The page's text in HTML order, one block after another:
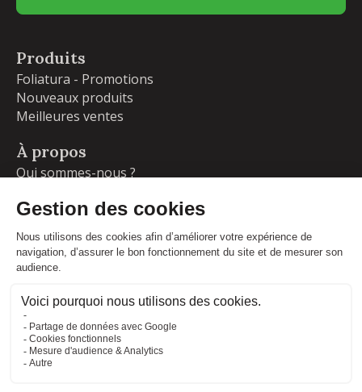
Produits
Foliatura - Promotions
Nouveaux produits
Meilleures ventes
À propos
Qui sommes-nous ?
Livraisons et retours
Blog
Votre compte
Commandes
Adresses